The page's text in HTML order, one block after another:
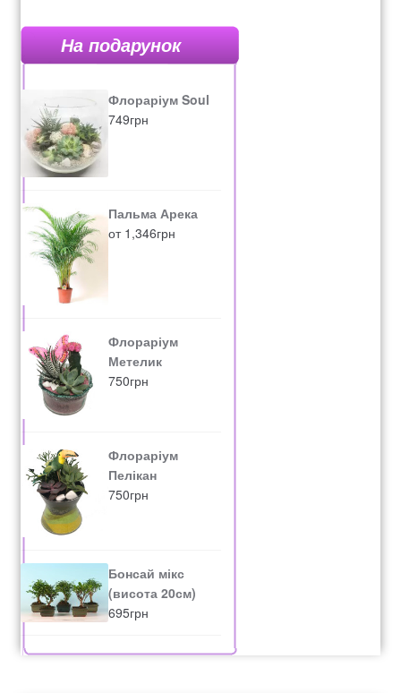
На подарунок
Флораріум Soul
749грн
Пальма Арека
от 1,346грн
Флораріум
Метелик
750грн
Флораріум
Пелікан
750грн
Бонсай мікс
(висота 20см)
695грн